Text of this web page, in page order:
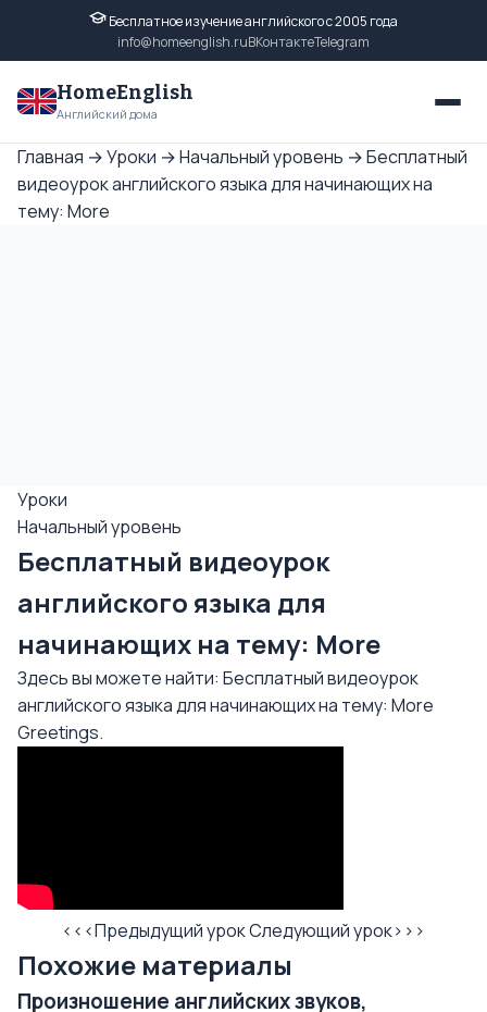
Бесплатное изучение английского с 2005 года
info@homeenglish.ruВКонтактеTelegram
HomeEnglish
Английский дома
Главная →Уроки →Начальный уровень →Бесплатный
видеоурок английского языка для начинающих на
тему: More
Уроки
Начальный уровень
Бесплатный видеоурок
английского языка для
начинающих на тему: More
Здесь вы можете найти: Бесплатный видеоурок
английского языка для начинающих на тему: More
Greetings.
<<<Предыдущий урокСледующий урок>>>
Похожие материалы
Произношение английских звуков,